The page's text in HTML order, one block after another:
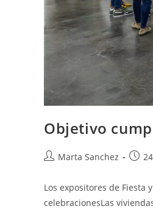
Objetivo
Marta Sanchez
Los expositores de Fiesta
celebracionesLas